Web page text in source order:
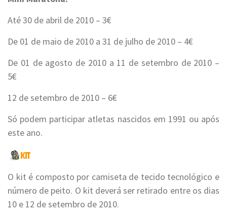
Até 30 de abril de 2010 – 3€
De 01 de maio de 2010 a 31 de julho de 2010 – 4€
De 01 de agosto de 2010 a 11 de setembro de 2010 –
5€
12 de setembro de 2010 – 6€
Só podem participar atletas nascidos em 1991 ou após
este ano.
O kit é composto por camiseta de tecido tecnológico e
número de peito. O kit deverá ser retirado entre os dias
10 e 12 de setembro de 2010.